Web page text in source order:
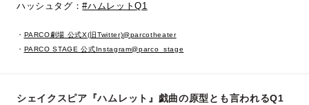
ハッシュタグ：#ハムレットQ1
・ PARCO劇場 公式X(旧Twitter)@parcotheater
・ PARCO STAGE 公式Instagram@parco_stage
シェイクスピア『ハムレット』戯曲の原型とも言われるQ1